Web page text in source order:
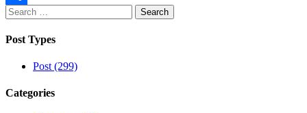
Share
Search
for:
Post Types
Post (299)
Categories